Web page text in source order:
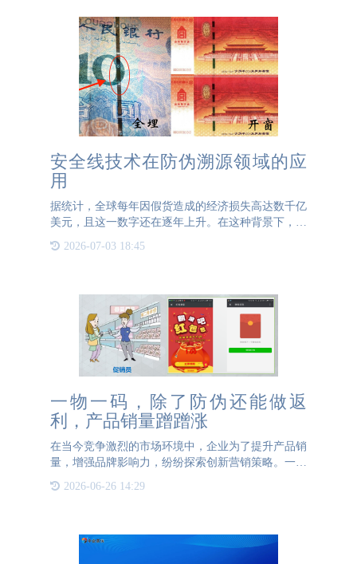
安全线技术在防伪溯源领域的应
用
据统计，全球每年因假货造成的经济损失高达数千亿
美元，且这一数字还在逐年上升。在这种背景下，传
维码等虽然具有一定的防伪功能，但容易被复制和篡
2026-07-03 18:45
一物一码，除了防伪还能做返
利，产品销量蹭蹭涨
在当今竞争激烈的市场环境中，企业为了提升产品销
量，增强品牌影响力，纷纷探索创新营销策略。一物
术支持，更开辟了一条全新的营销路径：结合消费者
2026-06-26 14:29